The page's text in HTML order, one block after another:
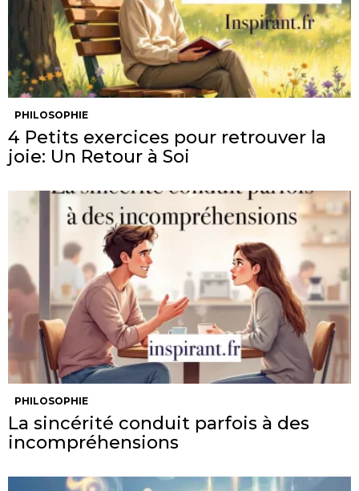
PHILOSOPHIE
4 Petits exercices pour retrouver la
joie: Un Retour à Soi
PHILOSOPHIE
La sincérité conduit parfois à des
incompréhensions